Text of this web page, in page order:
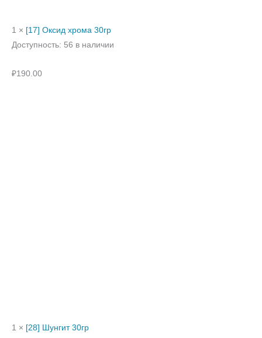
1 × [17] Оксид хрома 30гр
Доступность: 56 в наличии
₽190.00
1 × [28] Шунгит 30гр